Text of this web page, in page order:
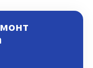
уровень
клиентов.